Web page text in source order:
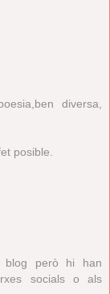
diversa,
posible.
blog però hi han
socials o als